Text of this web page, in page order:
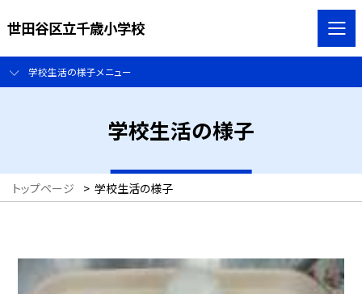
世田谷区立千歳小学校
学校生活の様子メニュー
学校生活の様子
トップページ > 学校生活の様子